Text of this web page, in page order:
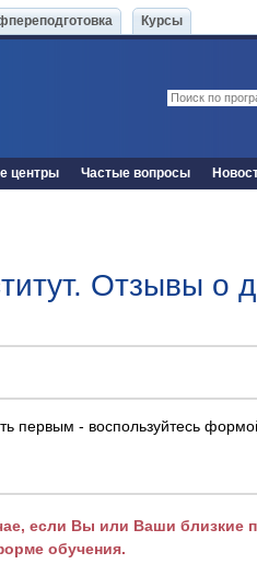
Курсы
центры Частые вопросы
Отзывы о
первым - воспользуйтесь
если Вы или Ваши близкие
обучения.